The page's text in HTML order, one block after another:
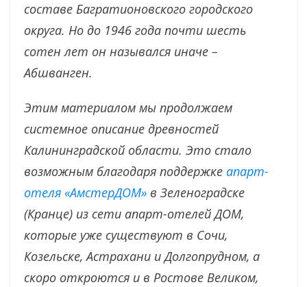
составе Багратионовского городского
округа. Но до 1946 года почти шесть
сотен лет он назывался иначе –
Абшванген.
Этим материалом мы продолжаем
системное описание древностей
Калининградской области. Это стало
возможным благодаря поддержке апарт-
отеля «АмстерДОМ» в Зеленоградске
(Кранце) из сети апарт-отелей ДОМ,
которые уже существуют в Сочи,
Козельске, Астрахани и Долгопрудном, а
скоро откроются и в Ростове Великом,